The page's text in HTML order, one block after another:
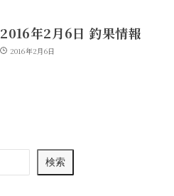
2016年2月6日 釣果情報
2016年2月6日
検索